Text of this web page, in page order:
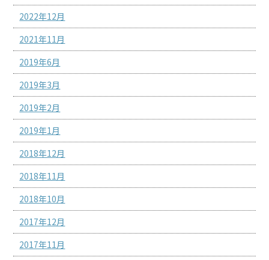
2022年12月
2021年11月
2019年6月
2019年3月
2019年2月
2019年1月
2018年12月
2018年11月
2018年10月
2017年12月
2017年11月